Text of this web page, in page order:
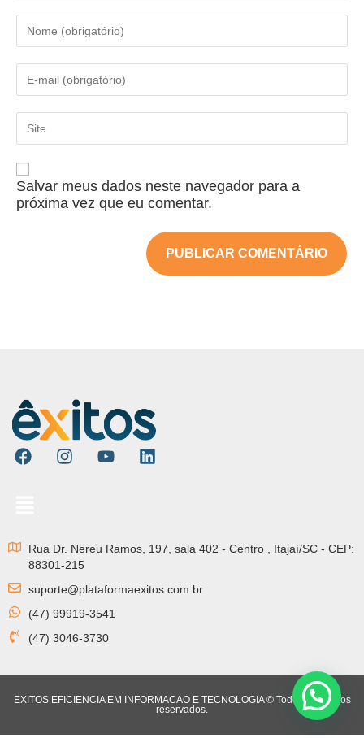
Salvar meus dados neste navegador para a
próxima vez que eu comentar.
Rua Dr. Nereu Ramos, 197, sala 402 - Centro , Itajaí/SC - CEP:
88301-215
suporte@plataformaexitos.com.br
(47) 99919-3541
(47) 3046-3730
EXITOS EFICIENCIA EM INFORMACAO E TECNOLOGIA © Todos os direitos
reservados.